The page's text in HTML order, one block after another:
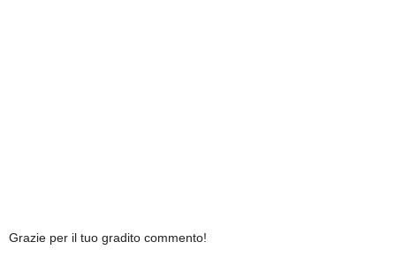
Grazie per il tuo gradito commento!